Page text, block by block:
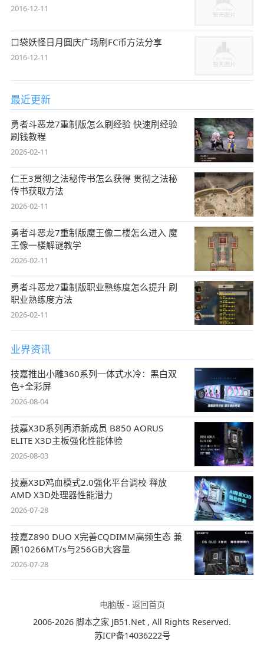
2016-12-11
口袋妖怪日月圆庆广场刷FC币方法分享
2016-12-11
最近更新
勇者斗恶龙7重制版怎么刷经验 快速刷经验
刷钱教程
2026-02-11
仁王3贯彻之法秘传书怎么获得 贯彻之法秘
传书获取方法
2026-02-11
勇者斗恶龙7重制版魔王像二楼怎么进入 魔
王像一楼解谜教学
2026-02-11
勇者斗恶龙7重制版职业熟练度怎么提升 刷
职业熟练度方法
2026-02-11
业界资讯
技嘉推出小雕360系列一体式水冷：黑白双
色+全彩屏
2026-08-04
技嘉X3D系列再添新成员 B850 AORUS
ELITE X3D主板强化性能体验
2026-08-03
技嘉X3D鸡血模式2.0强化平台调校 释放
AMD X3D处理器性能潜力
2026-07-28
技嘉Z890 DUO X完善CQDIMM高频生态 兼
顾10266MT/s与256GB大容量
2026-07-28
电脑版- 返回首页
2006-2026 脚本之家 JB51.Net , All Rights Reserved.
苏ICP备14036222号